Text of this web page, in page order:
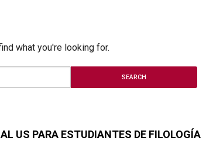
what you're looking for.
US PARA ESTUDIANTES DE FILOLOGÍA